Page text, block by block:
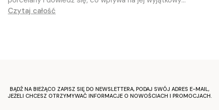
charakter
Czytaj całość
BĄDŹ NA BIEŻĄCO ZAPISZ SIĘ DO NEWSLETTERA, PODAJ SWÓJ ADRES E-MAIL,
JEŻELI CHCESZ OTRZYMYWAĆ INFORMACJE O NOWOŚCIACH I PROMOCJACH.